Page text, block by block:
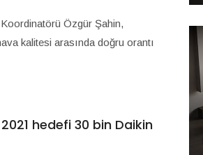
Özgür Şahin,
kalitesi arasında doğru orantı
hedefi 30 bin Daikin